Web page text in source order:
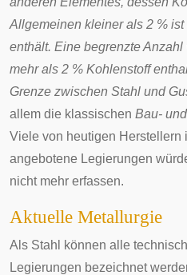
Allgemeinen kleiner als 2 %
enthält. Eine begrenzte
mehr als 2 % Kohlenstoff
Grenze zwischen Stahl und
allem die klassischen Bau-
Viele von heutigen Herstellern
angebotene Legierungen
nicht mehr erfassen.
Aktuelle Metallurgie
Als Stahl können alle
Legierungen bezeichnet